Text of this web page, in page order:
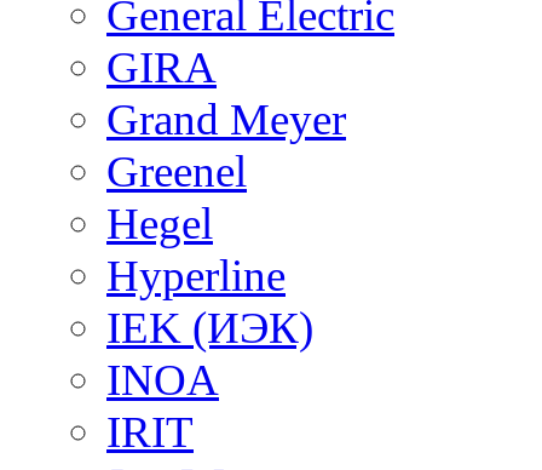
General Electric
GIRA
Grand Meyer
Greenel
Hegel
Hyperline
IEK (ИЭК)
INOA
IRIT